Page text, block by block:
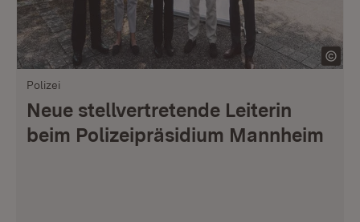
Polizei
Neue stellvertretende Leiterin
beim Polizeipräsidium Mannheim